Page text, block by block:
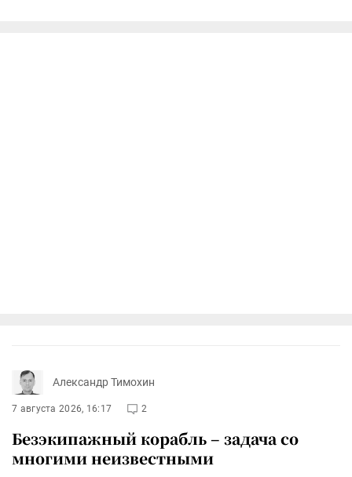
Александр Тимохин
7 августа 2026, 16:17 2
Безэкипажный корабль – задача со
многими неизвестными